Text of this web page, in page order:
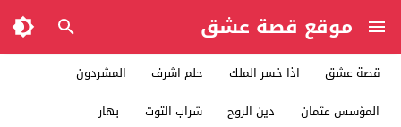
موقع قصة عشق
قصة عشق اذا خسر الملك حلم اشرف
المشردون
المؤسس عثمان
دين الروح شراب التوت
بهار